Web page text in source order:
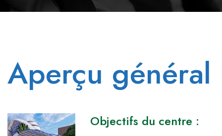
Aperçu général
Objectifs du centre :